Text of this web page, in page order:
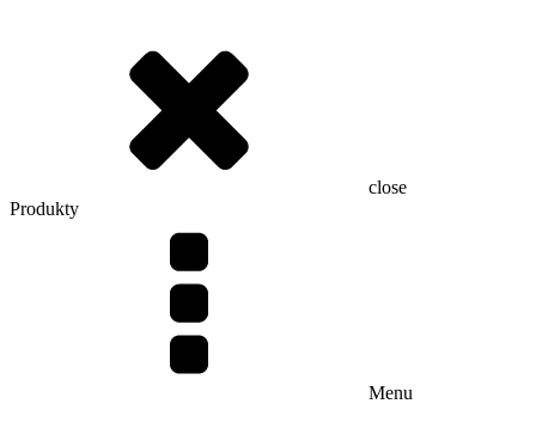
close
Produkty
Menu